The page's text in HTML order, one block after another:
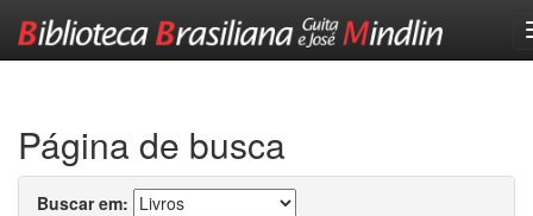
Página de busca
Buscar em: